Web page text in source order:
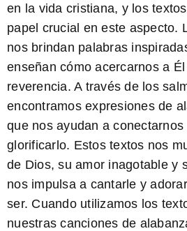
en la vida cristiana, y los
papel crucial en este aspecto.
nos brindan palabras
enseñan cómo acercarnos a
reverencia. A través de los
encontramos expresiones de
que nos ayudan a
glorificarlo. Estos textos nos
de Dios, su amor inagotable y
nos impulsa a cantarle y
ser. Cuando utilizamos los
nuestras canciones de